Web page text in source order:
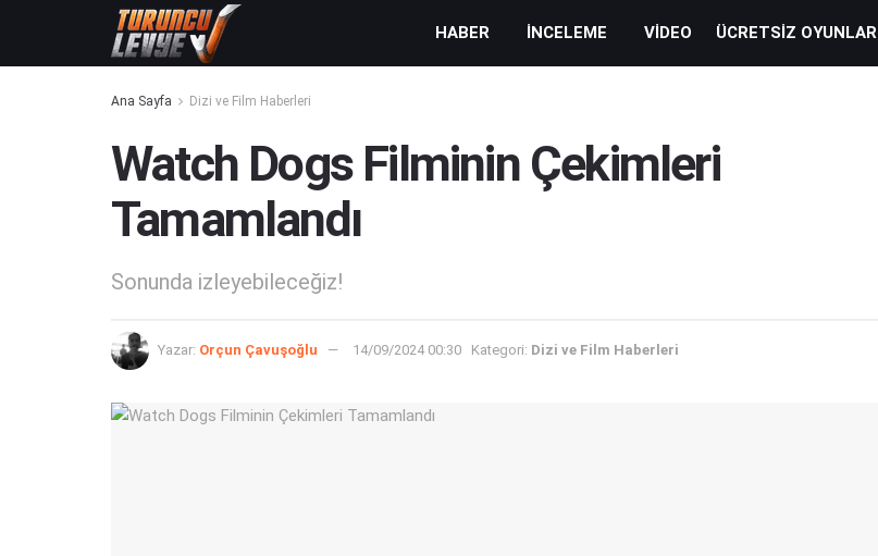
HABER İNCELEME VIDEO ÜCRETSIZ OYUNLAR
Ana Sayfa Dizi ve Film Haberleri
Watch Dogs Filminin Çekimleri
Tamamlandı
Sonunda izleyebileceğiz!
Yazar: Orçun Çavuşoğlu 14/09/2024 00:30 Kategori: Dizi ve Film Haberleri